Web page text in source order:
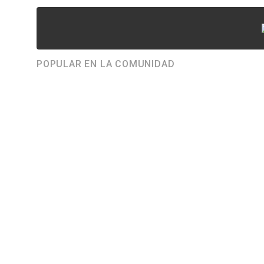
POPULAR EN LA COMUNIDAD